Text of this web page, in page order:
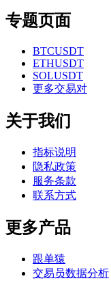
专题页面
BTCUSDT
ETHUSDT
SOLUSDT
更多交易对
关于我们
指标说明
隐私政策
服务条款
联系方式
更多产品
跟单猿
交易员数据分析